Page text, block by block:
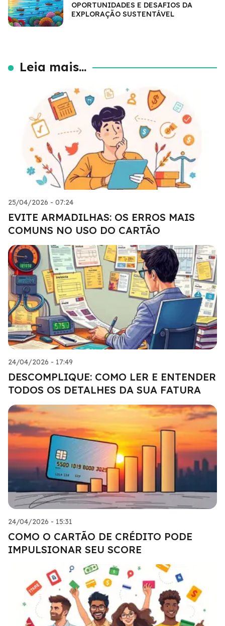
OPORTUNIDADES E DESAFIOS DA
EXPLORAÇÃO SUSTENTÁVEL
Leia mais...
25/04/2026 - 07:24
EVITE ARMADILHAS: OS ERROS MAIS
COMUNS NO USO DO CARTÃO
24/04/2026 - 17:49
DESCOMPLIQUE: COMO LER E ENTENDER
TODOS OS DETALHES DA SUA FATURA
24/04/2026 - 15:31
COMO O CARTÃO DE CRÉDITO PODE
IMPULSIONAR SEU SCORE